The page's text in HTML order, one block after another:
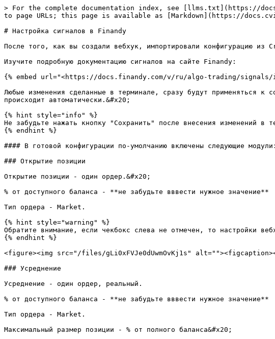
> For the complete documentation index, see [llms.txt](https://
to page URLs; this page is available as [Markdown](https://
# Настройка сигналов в Finandy
После того, как вы создали вебхук, импортировали конфигурацию
Изучите подробную документацию сигналов на сайте Finandy:
{% embed url="<https://docs.finandy.com/v/ru/algo-trading/signals/
Любые изменения сделанные в терминале, сразу будут применяться к
происходит автоматически.&#x20;
{% hint style="info" %}
Не забудьте нажать кнопку "Сохранить" после внесения изменений в
{% endhint %}
#### В готовой конфигурации по-умолчанию включены следующие модули:
### Открытие позиции
Открытие позиции - один ордер.&#x20;
% от доступного баланса - **не забудьте вввести нужное значение**
Тип ордера - Market.
{% hint style="warning" %}
Обратите внимание, если чекбокс слева не отмечен, то настройки
{% endhint %}
<figure><img src="/files/gLi0xFVJe0dUwmOvKj1s"
### Усреднение
Усреднение - один ордер, реальный.
% от доступного баланса - **не забудьте вввести нужное значение**
Тип ордера - Market.
Максимальный размер позиции - % от полного баланса&#x20;